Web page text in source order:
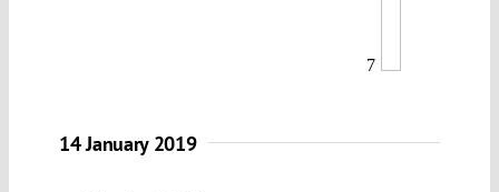
7
14 January 2019